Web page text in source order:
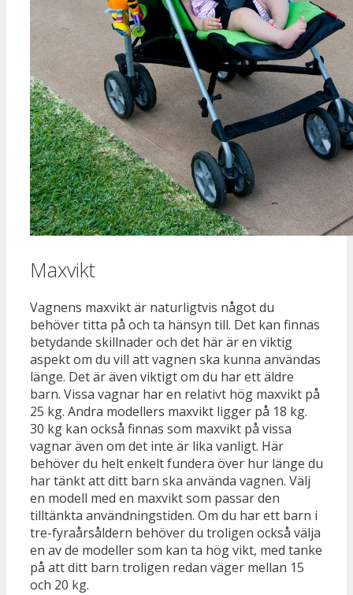
Maxvikt
Vagnens maxvikt är naturligtvis något du
behöver titta på och ta hänsyn till. Det kan finnas
betydande skillnader och det här är en viktig
aspekt om du vill att vagnen ska kunna användas
länge. Det är även viktigt om du har ett äldre
barn. Vissa vagnar har en relativt hög maxvikt på
25 kg. Andra modellers maxvikt ligger på 18 kg.
30 kg kan också finnas som maxvikt på vissa
vagnar även om det inte är lika vanligt. Här
behöver du helt enkelt fundera över hur länge du
har tänkt att ditt barn ska använda vagnen. Välj
en modell med en maxvikt som passar den
tilltänkta användningstiden. Om du har ett barn i
tre-fyraårsåldern behöver du troligen också välja
en av de modeller som kan ta hög vikt, med tanke
på att ditt barn troligen redan väger mellan 15
och 20 kg.